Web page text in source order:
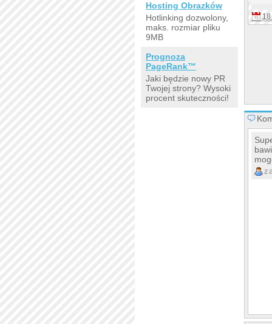
18
Hosting Obrazków
Hotlinking dozwolony,
maks. rozmiar pliku
9MB
Prognoza
PageRank™
Jaki będzie nowy PR
Twojej strony? Wysoki
procent skuteczności!